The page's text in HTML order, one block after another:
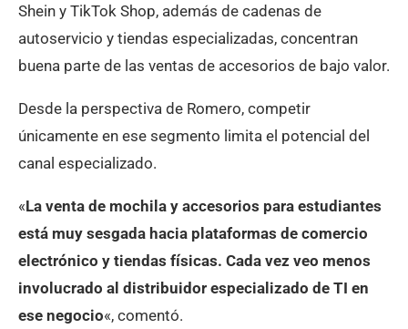
Shein y TikTok Shop, además de cadenas de
autoservicio y tiendas especializadas, concentran
buena parte de las ventas de accesorios de bajo valor.
Desde la perspectiva de Romero, competir
únicamente en ese segmento limita el potencial del
canal especializado.
«La venta de mochila y accesorios para estudiantes
está muy sesgada hacia plataformas de comercio
electrónico y tiendas físicas. Cada vez veo menos
involucrado al distribuidor especializado de TI en
ese negocio«, comentó.